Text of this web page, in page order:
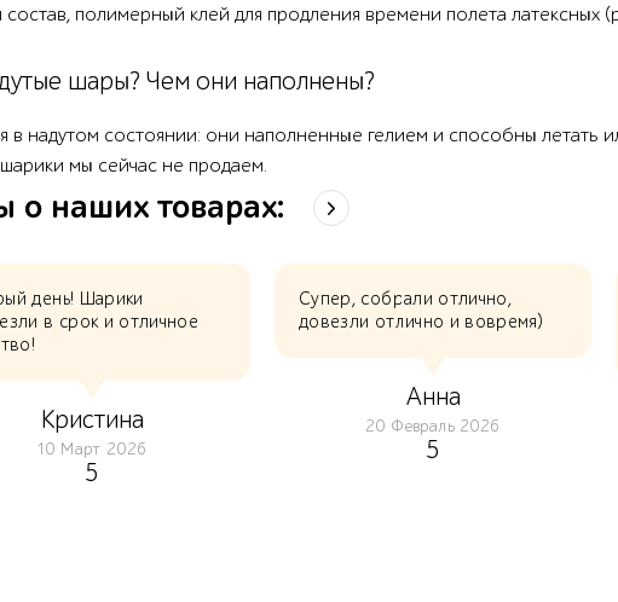
полимерный клей для продления времени полета латексных
шары? Чем они наполнены?
в надутом состоянии: они наполненные гелием и способны летать
мы сейчас не продаем.
о наших товарах:
день! Шарики
в срок и отличное
Кристина
10 Март 2026
5
Супер, собрали отлично,
довезли отлично и вовремя)
Анна
20 Февраль 2026
5